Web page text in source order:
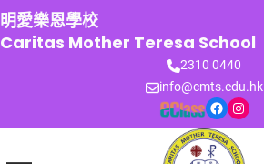
跳
至
主
明愛樂恩學校
Caritas Mother Teresa School
2310 0440
info@cmts.edu.hk
Facebook Instagram